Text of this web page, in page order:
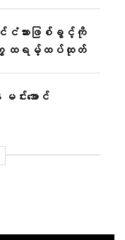
င်ငံသားဖြစ်ခွင့်ကို
ထရမ့်ထပ်ထုတ်
း​အောင်